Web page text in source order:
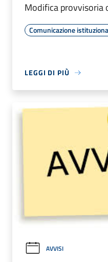
Modifica provvisoria
Comunicazione
LEGGI DI PIÙ
AVVISI